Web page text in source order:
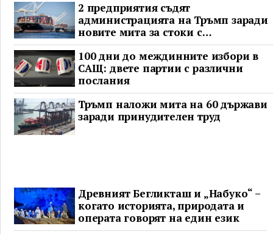
2 предприятия съдят
администрацията на Тръмп заради
новите мита за стоки с
принудителен труд
100 дни до междинните избори в
САЩ: двете партии с различни
послания
Тръмп наложи мита на 60 държави
заради принудителен труд
Древният Бегликташ и „Набуко“ –
когато историята, природата и
операта говорят на един език